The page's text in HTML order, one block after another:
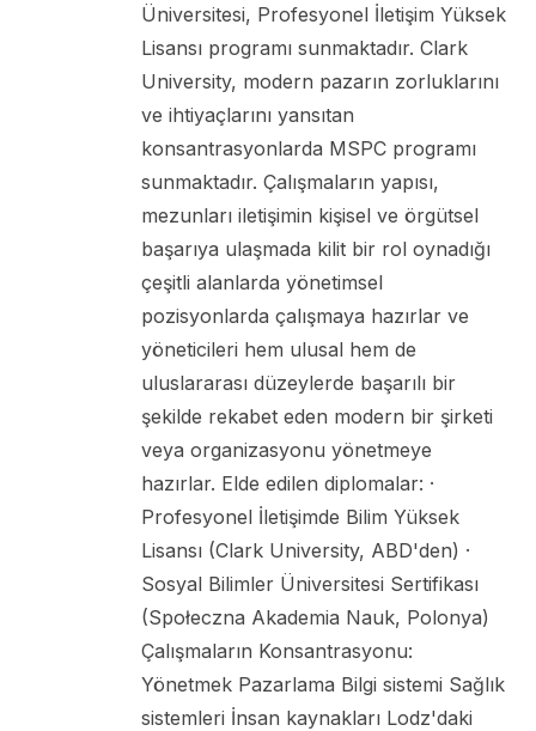
Üniversitesi, Profesyonel İletişim Yüksek
Lisansı programı sunmaktadır. Clark
University, modern pazarın zorluklarını
ve ihtiyaçlarını yansıtan
konsantrasyonlarda MSPC programı
sunmaktadır. Çalışmaların yapısı,
mezunları iletişimin kişisel ve örgütsel
başarıya ulaşmada kilit bir rol oynadığı
çeşitli alanlarda yönetimsel
pozisyonlarda çalışmaya hazırlar ve
yöneticileri hem ulusal hem de
uluslararası düzeylerde başarılı bir
şekilde rekabet eden modern bir şirketi
veya organizasyonu yönetmeye
hazırlar. Elde edilen diplomalar: ·
Profesyonel İletişimde Bilim Yüksek
Lisansı (Clark University, ABD'den) ·
Sosyal Bilimler Üniversitesi Sertifikası
(Społeczna Akademia Nauk, Polonya)
Çalışmaların Konsantrasyonu:
Yönetmek Pazarlama Bilgi sistemi Sağlık
sistemleri İnsan kaynakları Lodz'daki